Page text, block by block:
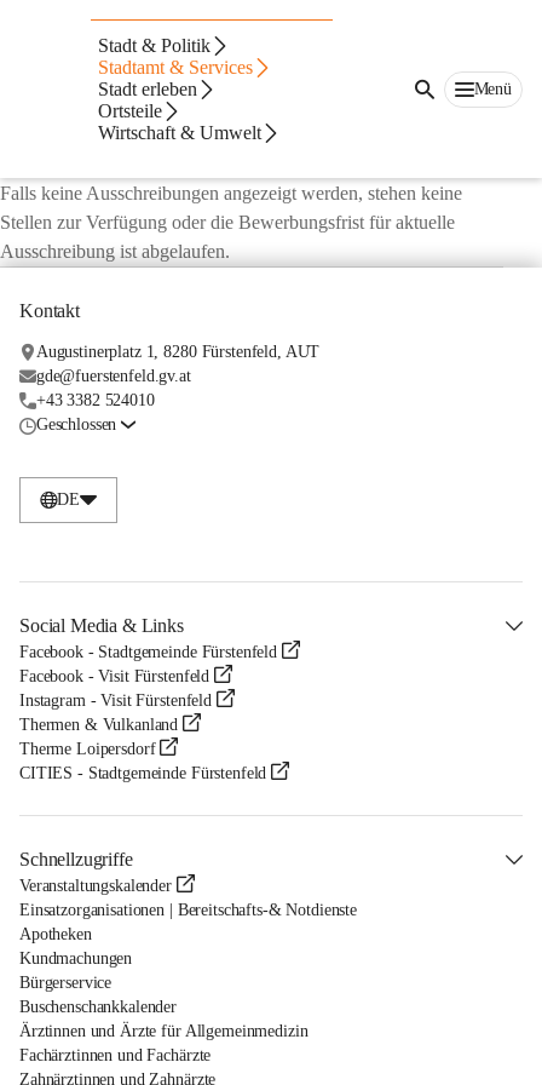
Stadt & Politik
Stadtamt & Services
Stadt erleben
Ortsteile
Wirtschaft & Umwelt
Menü
Stellenausschreibunge
Hier finden Sie aktuelle Stellenausschreibungen der
Falls keine Ausschreibungen angezeigt werden, stehen keine
Stellen zur Verfügung oder die Bewerbungsfrist für aktuelle
Ausschreibung ist abgelaufen.
Kontakt
Augustinerplatz 1, 8280 Fürstenfeld, AUT
gde@fuerstenfeld.gv.at
+43 3382 524010
Geschlossen
DE
Social Media & Links
Facebook - Stadtgemeinde Fürstenfeld
Facebook - Visit Fürstenfeld
Instagram - Visit Fürstenfeld
Thermen & Vulkanland
Therme Loipersdorf
CITIES - Stadtgemeinde Fürstenfeld
Schnellzugriffe
Veranstaltungskalender
Einsatzorganisationen | Bereitschafts-& Notdienste
Apotheken
Kundmachungen
Bürgerservice
Buschenschankkalender
Ärztinnen und Ärzte für Allgemeinmedizin
Fachärztinnen und Fachärzte
Zahnärztinnen und Zahnärzte